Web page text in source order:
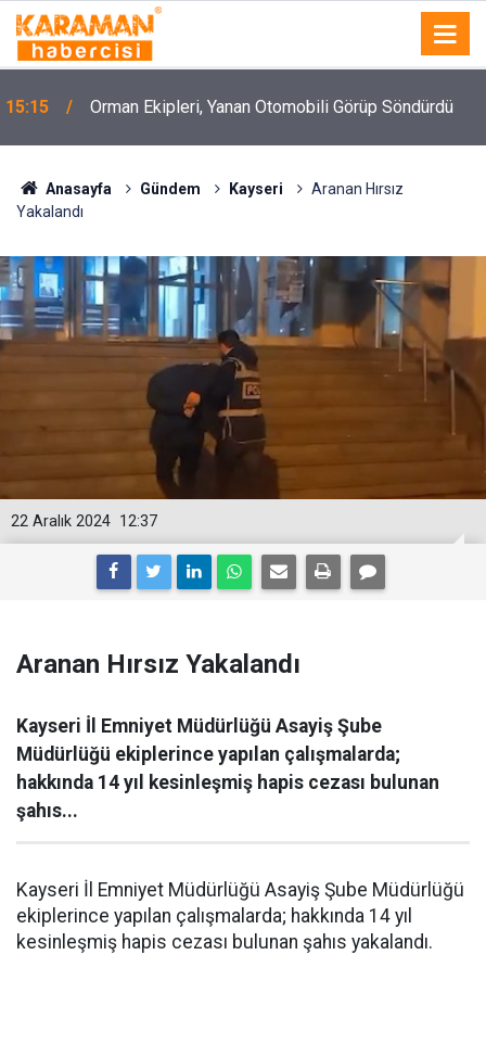
15:15 Orman Ekipleri, Yanan Otomobili Görüp Söndürdü
Anasayfa Gündem Kayseri
Aranan Hırsız
Yakalandı
12:37
22 Aralık 2024
Aranan Hırsız Yakalandı
Kayseri İl Emniyet Müdürlüğü Asayiş Şube
Müdürlüğü ekiplerince yapılan çalışmalarda;
hakkında 14 yıl kesinleşmiş hapis cezası bulunan
şahıs...
Kayseri İl Emniyet Müdürlüğü Asayiş Şube Müdürlüğü
ekiplerince yapılan çalışmalarda; hakkında 14 yıl
kesinleşmiş hapis cezası bulunan şahıs yakalandı.